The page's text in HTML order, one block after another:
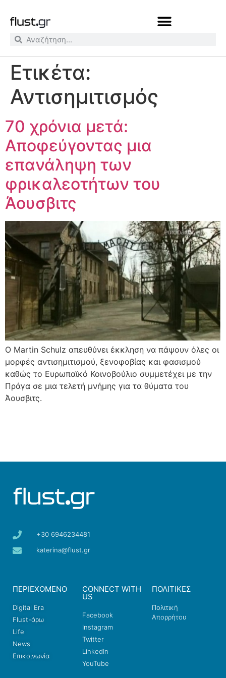
Ετικέτα:
Αντισημιτισμός
70 χρόνια μετά:
Αποφεύγοντας μια
επανάληψη των
φρικαλεοτήτων του
Άουσβιτς
Ο Martin Schulz απευθύνει έκκληση να πάψουν όλες οι
μορφές αντισημιτισμού, ξενοφοβίας και φασισμού
καθώς το Ευρωπαϊκό Κοινοβούλιο συμμετέχει με την
Πράγα σε μια τελετή μνήμης για τα θύματα του
Άουσβιτς.
+30 6946234481
katerina@flust.gr
ΠΕΡΙΕΧΟΜΕΝΟ
Digital Era
Flust-άρω
Life
News
Επικοινωνία
CONNECT WITH
US
Facebook
Instagram
Twitter
LinkedIn
YouTube
ΠΟΛΙΤΙΚΕΣ
Πολιτική
Απορρήτου